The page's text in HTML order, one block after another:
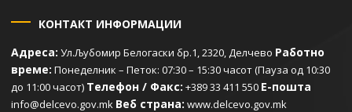
КОНТАКТ ИНФОРМАЦИИ
Адреса: Ул.Љубомир Белогаски бр.1, 2320, Делчево Работно
време: Понеделник – Петок: 07:30 – 15:30 часот (Пауза од 10:30
до 11:00 часот) Телефон / Факс: +389 33 411 550 Е-пошта
info@delcevo.gov.mk Веб страна: www.delcevo.gov.mk